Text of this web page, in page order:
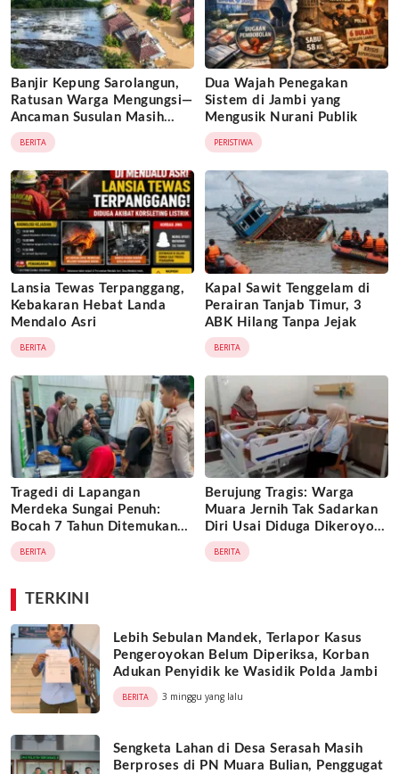
Banjir Kepung Sarolangun,
Ratusan Warga Mengungsi—
Ancaman Susulan Masih
Mengintai
BERITA
Dua Wajah Penegakan
Sistem di Jambi yang
Mengusik Nurani Publik
PERISTIWA
Lansia Tewas Terpanggang,
Kebakaran Hebat Landa
Mendalo Asri
BERITA
Kapal Sawit Tenggelam di
Perairan Tanjab Timur, 3
ABK Hilang Tanpa Jejak
BERITA
Tragedi di Lapangan
Merdeka Sungai Penuh:
Bocah 7 Tahun Ditemukan
Tak Bernyawa di Dalam
Istana Balon yang Sudah
BERITA
Berujung Tragis: Warga
Muara Jernih Tak Sadarkan
Diri Usai Diduga Dikeroyok
Oknum ASN dan Honorer di
SMPN 32 Merangin
BERITA
TERKINI
Lebih Sebulan Mandek, Terlapor Kasus
Pengeroyokan Belum Diperiksa, Korban
Adukan Penyidik ke Wasidik Polda Jambi
BERITA 3 minggu yang lalu
Sengketa Lahan di Desa Serasah Masih
Berproses di PN Muara Bulian, Penggugat